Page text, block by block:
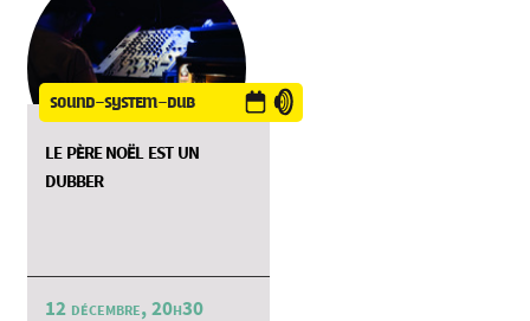
sound-system-dub
le père noël est un
dubber
12 décembre, 20h30